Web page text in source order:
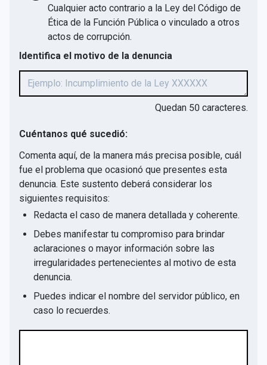
Cualquier acto contrario a la Ley del Código de
Ética de la Función Pública o vinculado a otros
actos de corrupción.
Identifica el motivo de la denuncia
Quedan 50 caracteres.
Cuéntanos qué sucedió:
Comenta aquí, de la manera más precisa posible, cuál
fue el problema que ocasionó que presentes esta
denuncia. Este sustento deberá considerar los
siguientes requisitos:
Redacta el caso de manera detallada y coherente.
Debes manifestar tu compromiso para brindar
aclaraciones o mayor información sobre las
irregularidades pertenecientes al motivo de esta
denuncia.
Puedes indicar el nombre del servidor público, en
caso lo recuerdes.